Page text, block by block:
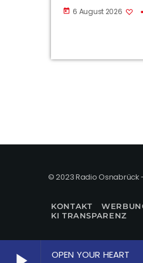
OPEN YOUR HEART
today 6 August 2026
© 2023 Radio
KONTAKT
KI TRANSPARENZ